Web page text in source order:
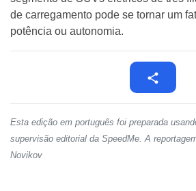
de carregamento pode se tornar um
potência ou autonomia.
Esta edição em português foi preparada
supervisão editorial da SpeedMe. A
Novikov